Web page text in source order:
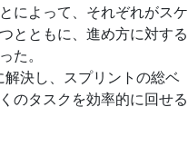
によって、それぞれがスケ
とともに、進め方に対する
た。
決し、スプリントの総ベ
のタスクを効率的に回せる